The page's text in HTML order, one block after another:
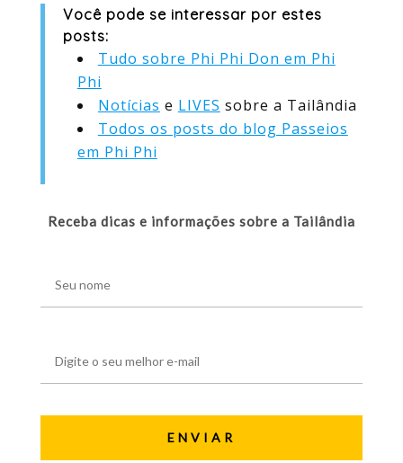
Você pode se interessar por estes
posts:
Tudo sobre Phi Phi Don em Phi
Phi
Notícias e LIVES sobre a Tailândia
Todos os posts do blog Passeios
em Phi Phi
Receba dicas e informações sobre a Tailândia